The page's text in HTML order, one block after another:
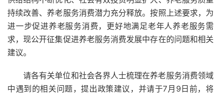
持续改善、养老服务消费潜力充分释放。按照上述要求，为
进一步促进养老服务消费，更好地满足老年人养老服务需
求，现公开征集促进养老服务消费发展中存在的问题和相关
建议。
请各有关单位和社会各界人士梳理在养老服务消费领域
中遇到的相关问题，提出政策建议，并请于7月9日前，将